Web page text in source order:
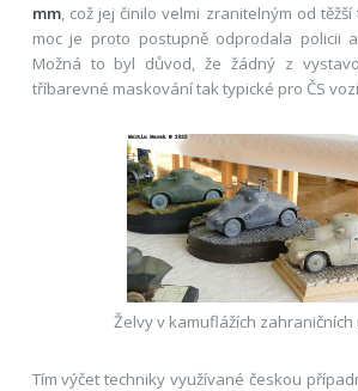
mm, což jej činilo velmi zranitelným od těžší
moc je proto postupně odprodala policii
Možná to byl důvod, že žádný z
tříbarevné maskování tak typické pro ČS
Želvy v kamuflážích zahraničních
Tím výčet techniky využívané českou